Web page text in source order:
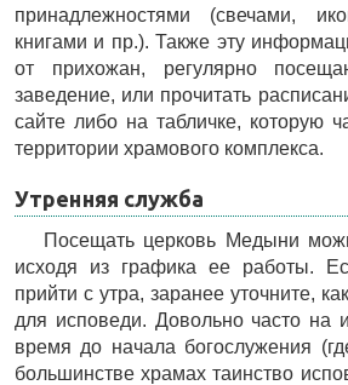
принадлежностями (свечами,
книгами и пр.). Также эту
от прихожан, регулярно
заведение, или прочитать
сайте либо на табличке, которую
территории храмового комплекса.
Утренняя служба
Посещать церковь Медыни
исходя из графика ее работы.
прийти с утра, заранее уточните,
для исповеди. Довольно часто на
время до начала богослужения
большинстве храмах таинство